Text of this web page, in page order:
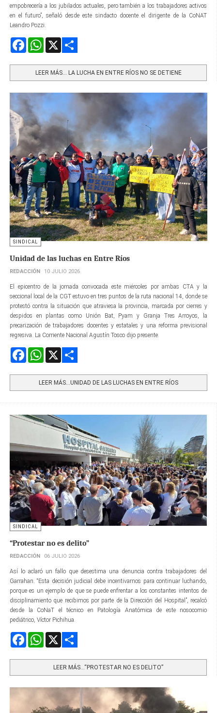
empobrecería a los jubilados actuales, pero también a los trabajadores activos
en el futuro”, señaló desde este sindacto docente el dirigente de la CoNAT
Leandro Pozzi.
FacebookWhatsApp
LEER MÁS… LA LUCHA EN ENTRE RÍOS NO SE DETIENE
SINDICAL
Unidad de las luchas en Entre Ríos
REDACCIÓN 10 JULIO 2026
El epicentro de la jornada convocada este miércoles por ambas CTA y la
seccional local de la CGT estuvo en tres puntos de la ruta nacional 14, donde se
protestó contra la situación que atraviesa la provincia, marcada por cierres y
despidos en plantas como Unión Bat, Pyam y Granja Tres Arroyos, la
precarización de trabajadores docentes y estatales y una reforma previsional
regresiva. La Corriente Nacional Agustín Tosco dijo presente.
FacebookWhatsApp
LEER MÁS…UNIDAD DE LAS LUCHAS EN ENTRE RÍOS
SINDICAL
“Protestar no es delito”
REDACCIÓN 06 JULIO 2026
Así lo aclaró un fallo que desestima una denuncia contra trabajadores del
Garrahan. “Esta decisión judicial debe incentivarnos para continuar luchando,
porque es un ejemplo de que se puede enfrentar a los constantes intentos de
disciplinamiento que recibimos por parte de la Dirección del Hospital”, recalcó
desde la CoNaT el técnico en Patología Anatómica de este nosocomio
pediátrico, Víctor Pichihua.
FacebookWhatsApp
LEER MÁS…“PROTESTAR NO ES DELITO”